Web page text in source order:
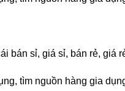
bán sỉ, giá sỉ, bán rẻ, giá
tìm nguồn hàng gia